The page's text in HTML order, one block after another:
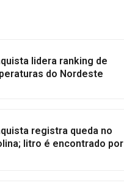
lidera ranking de
do Nordeste
registra queda no
litro é encontrado por